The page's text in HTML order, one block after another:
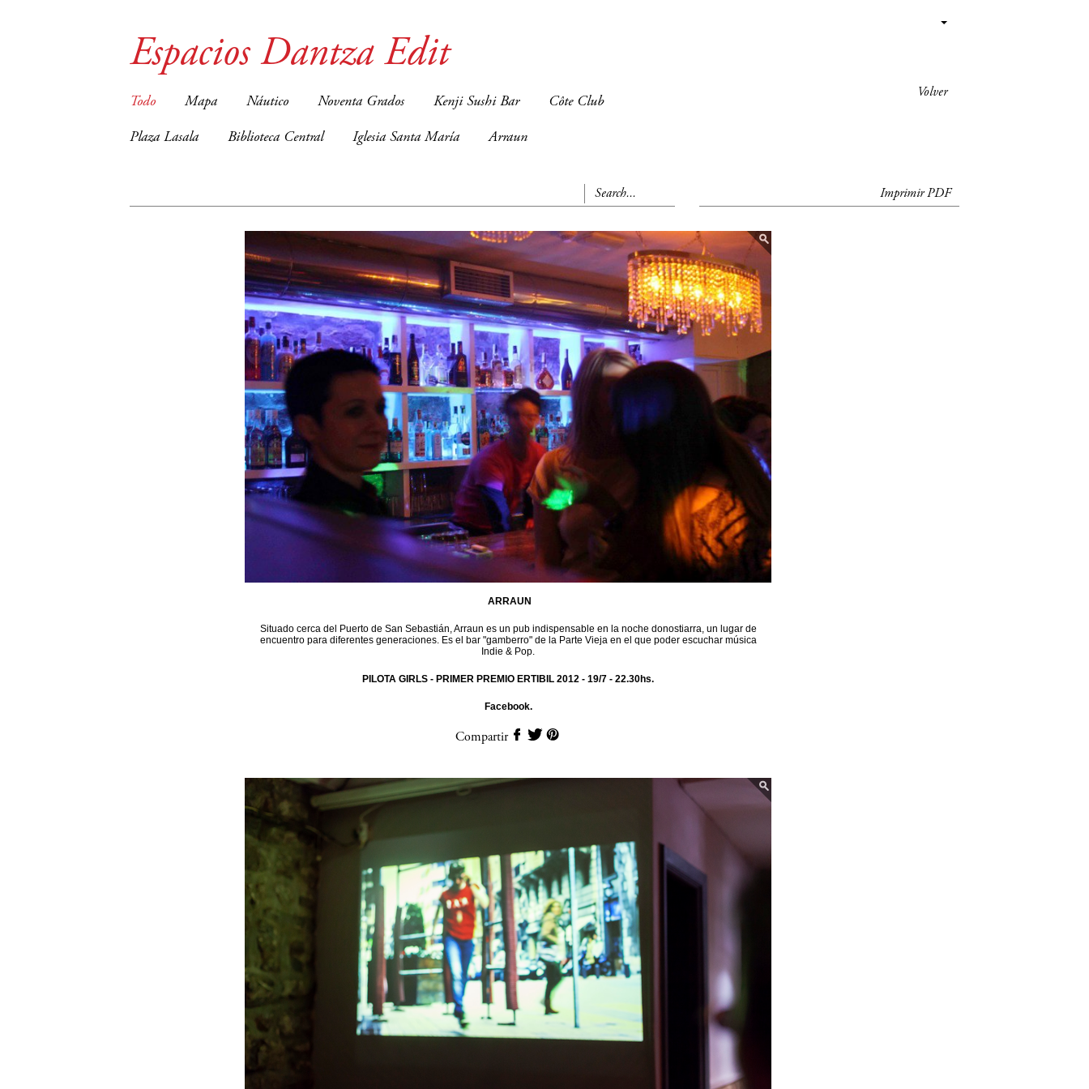
Volver
Espacios Dantza Edit
Todo Mapa Náutico Noventa Grados Kenji Sushi Bar Côte Club
Plaza Lasala Biblioteca Central Iglesia Santa María Arraun
Imprimir PDF
ARRAUN
Situado cerca del Puerto de San Sebastián, Arraun es un pub indispensable en la noche donostiarra, un lugar de
encuentro para diferentes generaciones. Es el bar "gamberro" de la Parte Vieja en el que poder escuchar música
Indie & Pop.
PILOTA GIRLS - PRIMER PREMIO ERTIBIL 2012 - 19/7 - 22.30hs.
Facebook.
Compartir